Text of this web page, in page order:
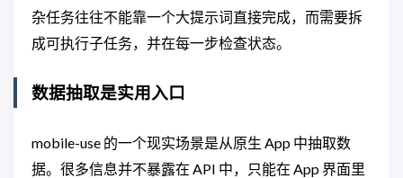
杂任务往往不能靠一个大提示词直接完成，而需要拆
成可执行子任务，并在每一步检查状态。
数据抽取是实用入口
mobile-use 的一个现实场景是从原生 App 中抽取数
据。很多信息并不暴露在 API 中，只能在 App 界面里